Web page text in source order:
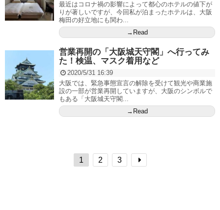
最近はコロナ禍の影響によって都心のホテルの値下が
りが著しいですが、今回私が泊まったホテルは、大阪
梅田の好立地にも関わ...
→Read
営業再開の「大阪城天守閣」へ行ってみ
た！検温、マスク着用など
2020/5/31 16:39
大阪では、緊急事態宣言の解除を受けて観光や商業施
設の一部が営業再開していますが、大阪のシンボルで
もある「大阪城天守閣...
→Read
1 2 3